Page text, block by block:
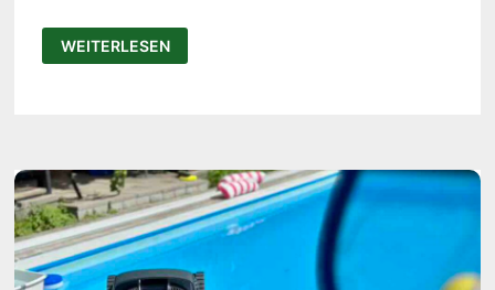
BEATBOT
AQUASENSE
2
IM
DETAIL
WEITERLESEN